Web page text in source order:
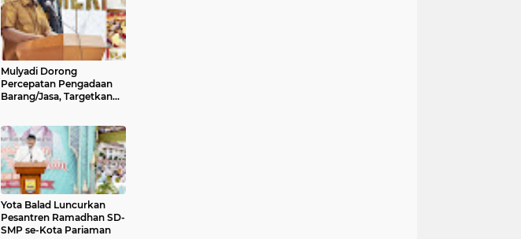
Mulyadi Dorong
Percepatan Pengadaan
Barang/Jasa, Targetkan
Yota Balad Luncurkan
Pesantren Ramadhan SD-
SMP se-Kota Pariaman